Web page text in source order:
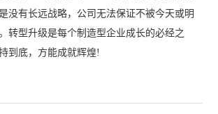
没有长远战略，公司无法保证不被今天或明
转型升级是每个制造型企业成长的必经之
到底，方能成就辉煌!